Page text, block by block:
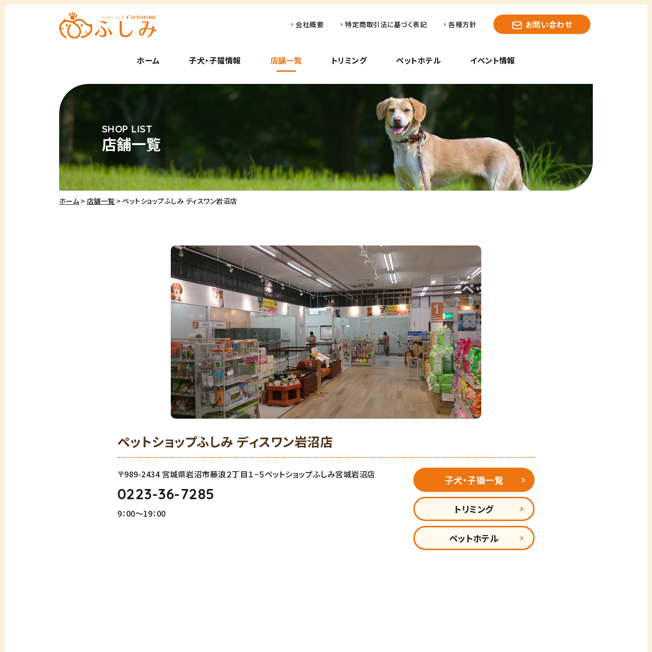
ホーム 子犬・子猫情報 店舗一覧 トリミング ペットホテル イベント情報
会社概要 特定商取引法に基づく表記 各種方針 お問い合わせ
店舗一覧
ホーム 店舗一覧 ペットショップふしみ ディスワン岩沼店
ペットショップふしみ ディスワン岩沼店
〒989-2434 宮城県岩沼市藤浪２丁目１−５ペットショップふしみ宮城岩沼店
0223-36-7285
9：00～19：00
子犬・子猫一覧
トリミング
ペットホテル